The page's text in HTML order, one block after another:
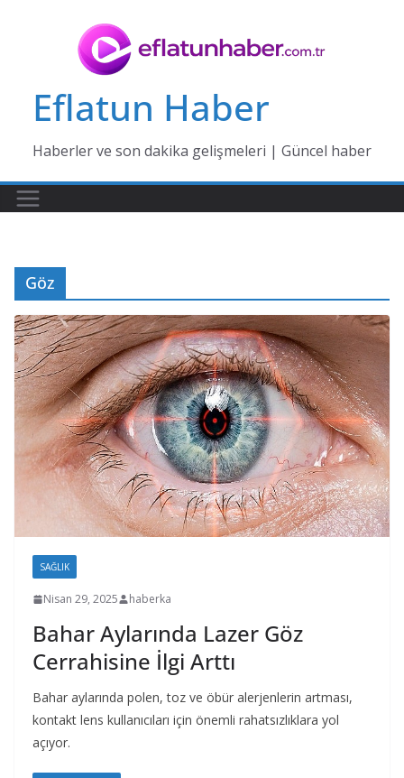
Eflatun Haber
Haberler ve son dakika gelişmeleri | Güncel haber
Göz
SAĞLIK
Nisan 29, 2025 haberka
Bahar Aylarında Lazer Göz
Cerrahisine İlgi Arttı
Bahar aylarında polen, toz ve öbür alerjenlerin artması,
kontakt lens kullanıcıları için önemli rahatsızlıklara yol
açıyor.